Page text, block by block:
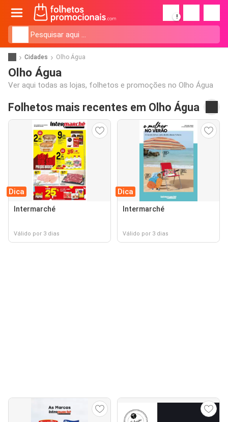
!
Cidades Olho Água
Olho Água
Ver aqui todas as lojas, folhetos e promoções no Olho Água
Folhetos mais recentes em Olho Água
Dica
Intermarché
Válido por 3 dias
Dica
Intermarché
Válido por 3 dias